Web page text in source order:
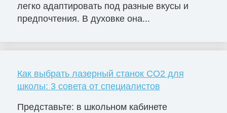
легко адаптировать под разные вкусы и
предпочтения. В духовке она...
Как выбрать лазерный станок СО2 для
школы: 3 совета от специалистов
Представьте: в школьном кабинете